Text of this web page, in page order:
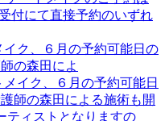
ク、６月の予約可能日の
の森田によ